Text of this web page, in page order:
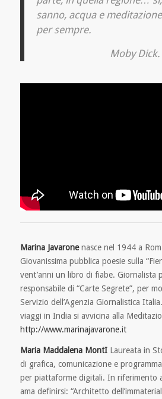
sanno, acqua e
per sempre.
Moby
Marina Javaronenasce nel 1944 a
Giovanissima pubblica poesie sulla
vent’anni un libro di fiabe. Giornalista
responsabile di “Carte Segrete”, per
Servizio dell’Agenzia Giornalistica
viaggi in India si avvicina alla
http://www.marinajavarone.it
Maria Maddalena MontI Laureata in
di grafica, comunicazione e
per piattaforme digitali. In riferimento
ama definirsi: “Architetto